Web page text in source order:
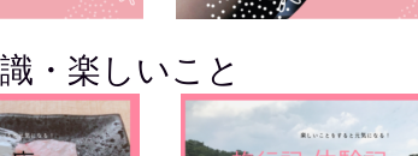
・楽しいこと